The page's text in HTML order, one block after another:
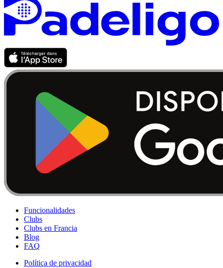
Funcionalidades
Clubs
Clubs en Francia
Blog
FAQ
Política de privacidad